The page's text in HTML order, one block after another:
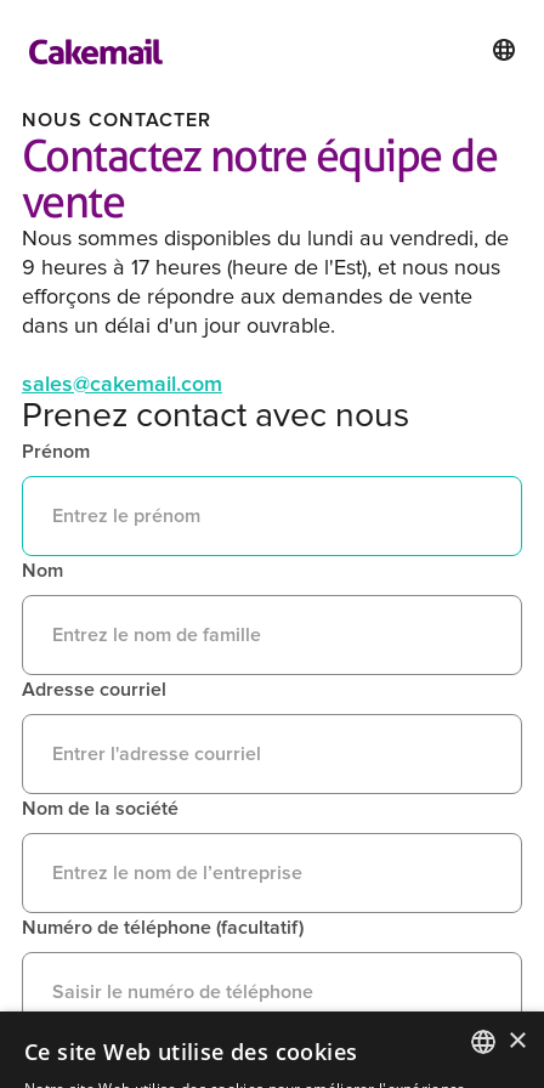
NOUS CONTACTER
Contactez notre équipe de
vente
Nous sommes disponibles du lundi au vendredi, de
9 heures à 17 heures (heure de l'Est), et nous nous
efforçons de répondre aux demandes de vente
dans un délai d'un jour ouvrable.
sales@cakemail.com
Prenez contact avec nous
Prénom
Nom
Adresse courriel
Nom de la société
Numéro de téléphone (facultatif)
Taille de la liste de contacts ×
Ce site Web utilise des cookies